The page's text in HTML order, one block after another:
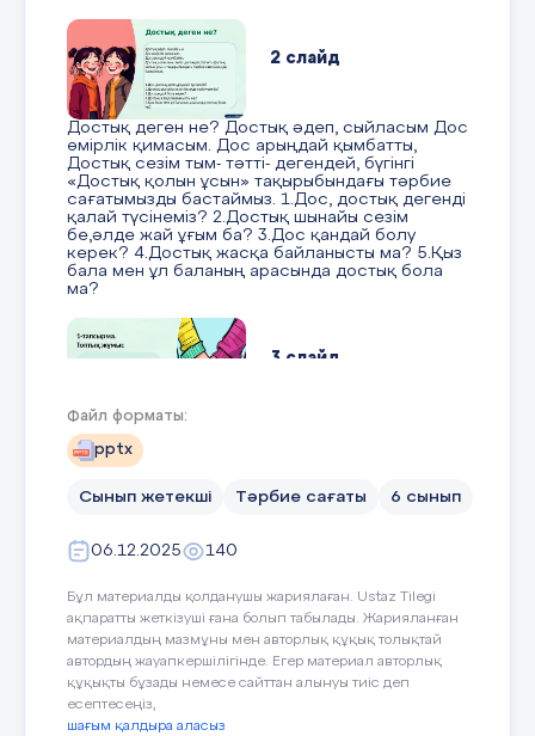
2 слайд
Достық деген не? Достық әдеп, сыйласым Дос
өмірлік қимасым. Дос арыңдай қымбатты,
Достық сезім тым- тәтті- дегендей, бүгінгі
«Достық қолын ұсын» тақырыбындағы тәрбие
сағатымызды бастаймыз. 1.Дос, достық дегенді
қалай түсінеміз? 2.Достық шынайы сезім
бе,әлде жай ұғым ба? 3.Дос қандай болу
керек? 4.Достық жасқа байланысты ма? 5.Қыз
бала мен ұл баланың арасында достық бола
ма?
3 слайд
1-тапсырма. Топтық жұмыс Достықты
бірнәрсеге теңеп көрейікші.Теңеген
затымызды ауызша сипаттайық. Сосын сол
2-тапсырма. Достық-татулық белгісі “Мақалды
жалғастыр” 1-топқа 1.Доc-ажарың,_____ 2.Дәмді
болса - достық қымбат, ________ 3.Дос жылатып
айтады,_______ 4.Жаман жолдастан,_________ 5.
Жақсымен жолдас болсаң – _____ Жаманмен
жолдас болсаң – _____
Файл форматы:
pptx
Сынып жетекші Тәрбие сағаты 6 сынып
06.12.2025 140
Бұл материалды қолданушы жариялаған. Ustaz Tilegi
ақпаратты жеткізуші ғана болып табылады. Жарияланған
материалдың мазмұны мен авторлық құқық толықтай
автордың жауапкершілігінде. Егер материал авторлық
құқықты бұзады немесе сайттан алынуы тиіс деп
есептесеңіз,
шағым қалдыра аласыз